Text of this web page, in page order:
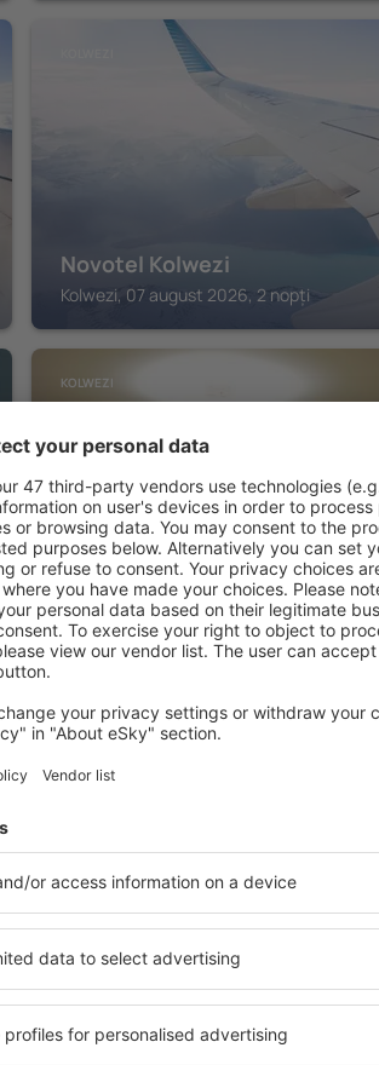
Novotel Kolwezi
Kolwezi, 07 august 2026, 2 nopți
KOLWEZI
Eden Kolwezi
Kolwezi, 07 august 2026, 2 nopți
KOLWEZI
Wellness lodge 3W
Kolwezi, 07 august 2026, 2 nopți
Vedeţi mai multe oferte în